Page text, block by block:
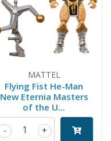
MATTEL
Flying Fist He-Man
New Eternia Masters
of the U...
+
-